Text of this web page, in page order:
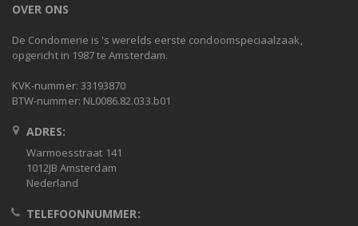
OVER ONS
De Condomerie is 's werelds eerste condoomspeciaalzaak,
opgericht in 1987 te Amsterdam.
KVK-nummer: 33193870
BTW-nummer: NL0086.82.033.b01
ADRES:
Warmoesstraat 141
1012JB Amsterdam
Nederland
TELEFOONNUMMER: